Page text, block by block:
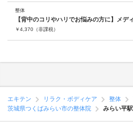
整体
【背中のコリやハリでお悩みの方に】メデ
￥4,370 （非課税）
エキテン リラク・ボディケア 整体
茨城県つくばみらい市の整体院
みらい平